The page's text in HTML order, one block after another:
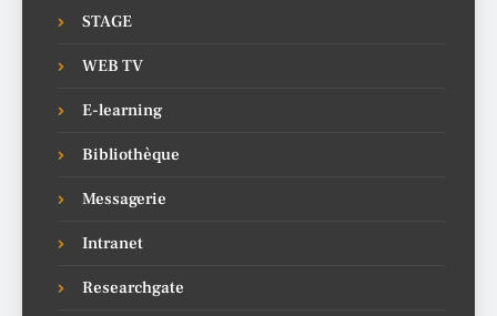
STAGE
WEB TV
E-learning
Bibliothèque
Messagerie
Intranet
Researchgate